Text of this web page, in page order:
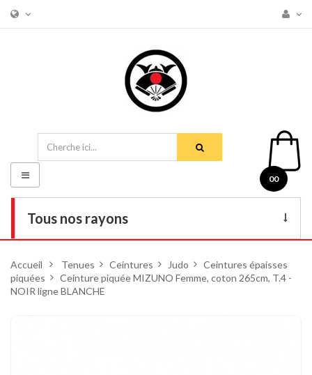
00
Tous nos rayons
DVD
Basculer
la
navigation
Accueil > Tenues > Ceintures > Judo > Ceintures épaisses
piquées > Ceinture piquée MIZUNO Femme, coton 265cm, T.4 -
NOIR ligne BLANCHE